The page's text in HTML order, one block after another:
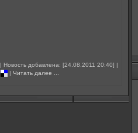
| Новость добавлена: [24.08.2011 20:40] |
| Читать далее ...